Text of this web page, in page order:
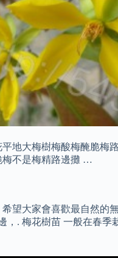
地大梅樹梅酸梅醃脆
梅不是梅精路邊攤 …
望大家會喜歡最自然
. 梅花樹苗 一般在春